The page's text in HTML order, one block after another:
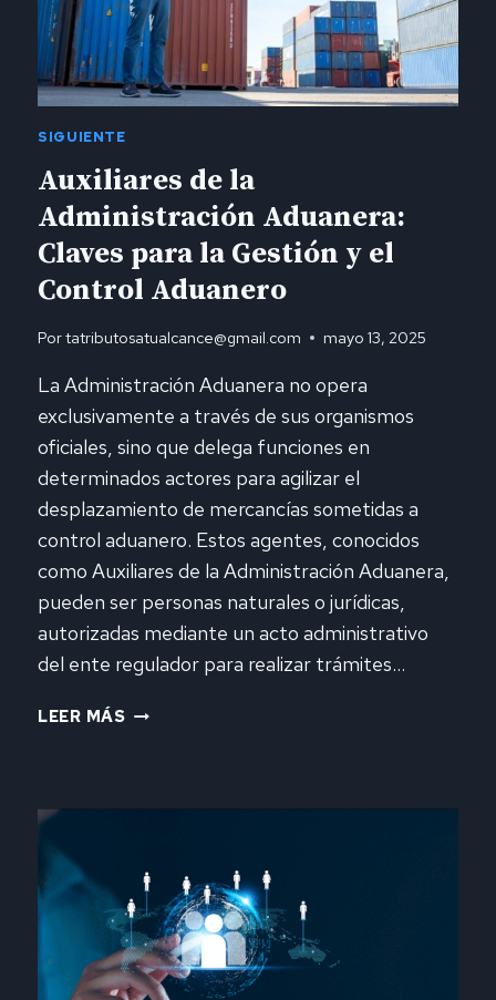
SIGUIENTE
Auxiliares de la
Administración Aduanera:
Claves para la Gestión y el
Control Aduanero
Portatributosatualcance@gmail.com mayo 13, 2025
La Administración Aduanera no opera
exclusivamente a través de sus organismos
oficiales, sino que delega funciones en
determinados actores para agilizar el
desplazamiento de mercancías sometidas a
control aduanero. Estos agentes, conocidos
como Auxiliares de la Administración Aduanera,
pueden ser personas naturales o jurídicas,
autorizadas mediante un acto administrativo
del ente regulador para realizar trámites…
LEER MÁSAUXILIARES
ADUANERA:
LA
GESTIÓN
Y
EL
CONTROL